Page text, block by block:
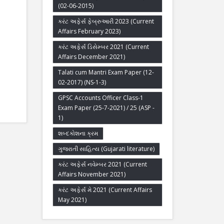
(02-06-2015)
કરંટ અફેર્સ ફેબ્રુઆરી 2023 (Current
Affairs February 2023)
કરંટ અફેર્સ ડિસેમ્બર 2021 (Current
Affairs December 2021)
Talati cum Mantri Exam Paper (12-
02-2017) (NS-1-3)
GPSC Accounts Officer Class-1
Exam Paper (25-7-2021) / 25 (ASP -
1)
શબ્દકોશના ક્રમ
ગુજરાતી સાહિત્ય (Gujarati literature)
કરંટ અફેર્સ નવેમ્બર 2021 (Current
Affairs November 2021)
કરંટ અફેર્સ મે 2021 (Current Affairs
May 2021)